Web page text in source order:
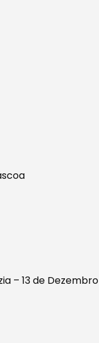
– 13 de Dezembro